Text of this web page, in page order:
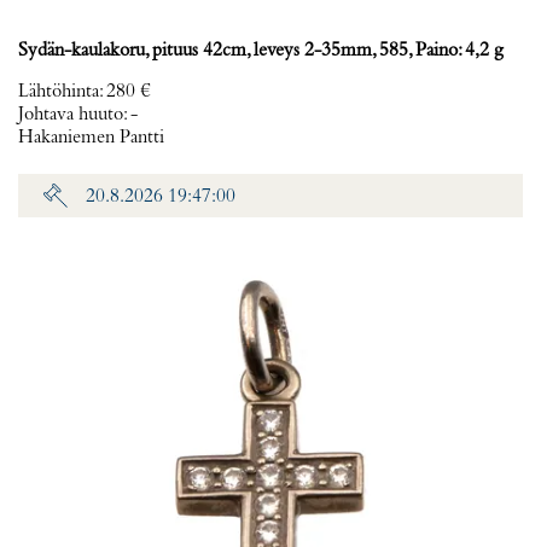
Sydän-kaulakoru, pituus 42cm, leveys 2-35mm, 585, Paino: 4,2 g
Lähtöhinta:280 €
Johtava huuto:-
Hakaniemen Pantti
20.8.2026 19:47:00